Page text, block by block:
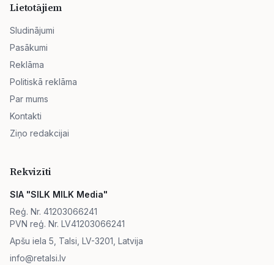
Lietotājiem
Sludinājumi
Pasākumi
Reklāma
Politiskā reklāma
Par mums
Kontakti
Ziņo redakcijai
Rekvizīti
SIA "SILK MILK Media"
Reģ. Nr. 41203066241
PVN reģ. Nr. LV41203066241
Apšu iela 5, Talsi, LV-3201, Latvija
info@retalsi.lv